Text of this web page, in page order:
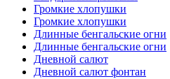
Громкие хлопушки
Громкие хлопушки
Длинные бенгальские огни
Длинные бенгальские огни
Дневной салют
Дневной салют фонтан